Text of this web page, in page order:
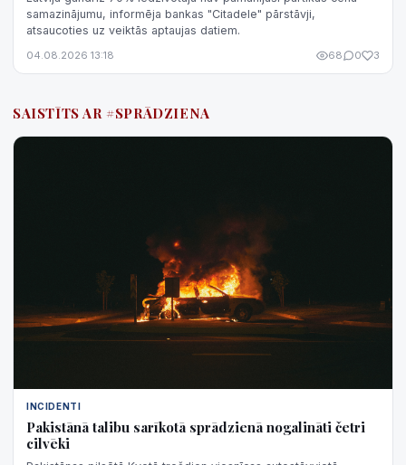
samazinājumu, informēja bankas "Citadele" pārstāvji,
atsaucoties uz veiktās aptaujas datiem.
04.08.2026 13:18 68 0 3
SAISTĪTS AR #SPRĀDZIENA
INCIDENTI
Pakistānā talibu sarīkotā sprādzienā nogalināti četri
cilvēki